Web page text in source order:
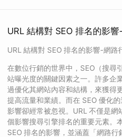
URL 結構對 SEO 排名的影
URL 結構對 SEO 排名的影響-網路
在數位行銷的世界中，SEO（搜尋
站曝光度的關鍵因素之一。許多企
過優化其網站內容和結構，來獲得
提高流量和業績。而在 SEO 優化
影響卻經常被忽視。URL 不僅是網
個影響搜尋引擎排名的重要元素。
SEO 排名的影響，並涵蓋「網路行